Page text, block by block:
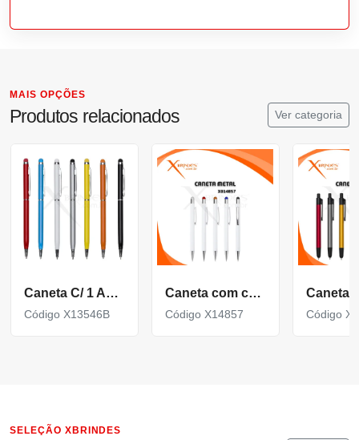
MAIS OPÇÕES
Produtos relacionados Ver categoria
Caneta C/ 1 Anel E Ponta Touch (Mult. De 100)
Código X13546B
Caneta com corpo de Metal e Ponteira Touch acionamento por clique X14857
Código X14857 Código
SELEÇÃO XBRINDES